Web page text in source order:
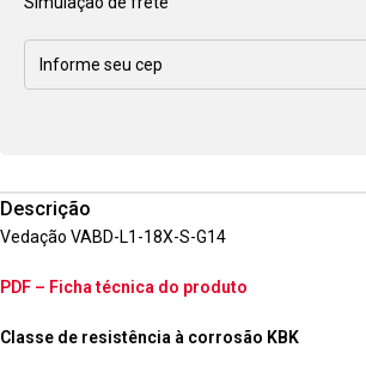
Descrição
Vedação VABD-L1-18X-S-G14
PDF – Ficha técnica do produto
Classe de resistência à corrosão KBK